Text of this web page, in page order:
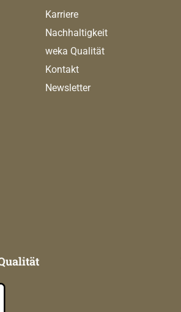
Karriere
Nachhaltigkeit
weka Qualität
Kontakt
Newsletter